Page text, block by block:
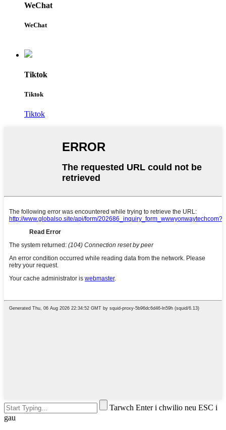
WeChat
WeChat
Tiktok
Tiktok
Tiktok
Tarwch Enter i chwilio neu ESC i
gau